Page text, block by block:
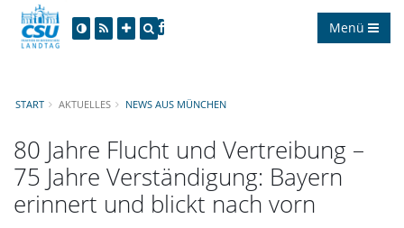
Menü
START AKTUELLES NEWS AUS MÜNCHEN
80 Jahre Flucht und Vertreibung –
75 Jahre Verständigung: Bayern
erinnert und blickt nach vorn